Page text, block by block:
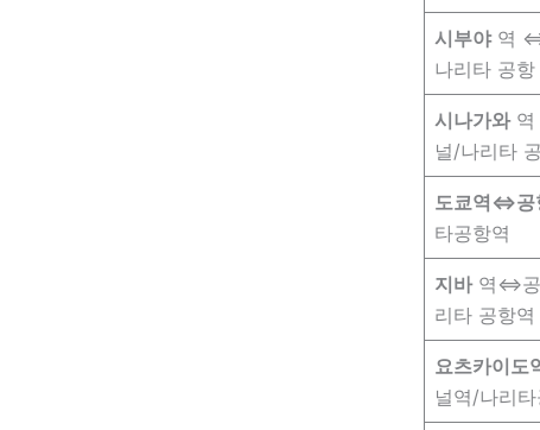
시부야역 ⇔
나리타 공항
시나가와역
널/나리타
도쿄역⇔공
타공항역
지바역⇔공
리타 공항역
요츠카이
널역/나리